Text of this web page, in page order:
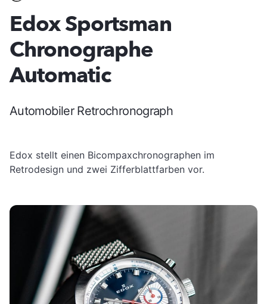
Edox Sportsman
Chronographe
Automatic
Automobiler Retrochronograph
Edox stellt einen Bicompaxchronographen im
Retrodesign und zwei Zifferblattfarben vor.